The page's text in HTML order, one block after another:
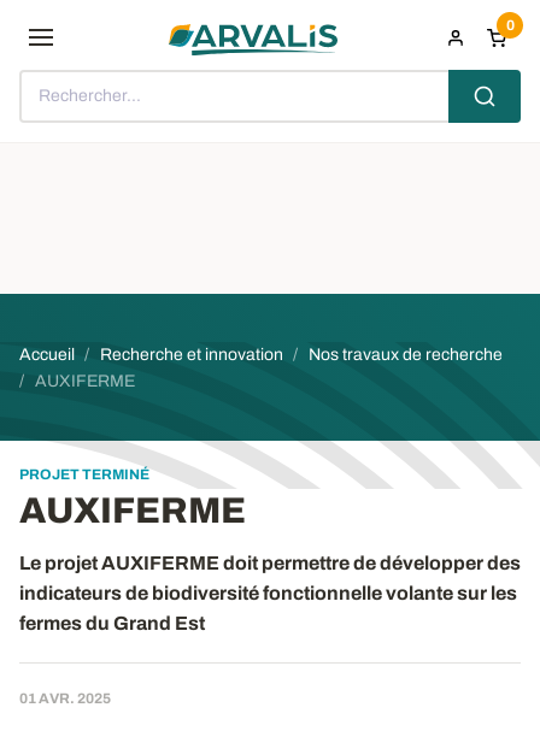
Rechercher...
0
Fil d'Ariane
Accueil Recherche et innovation
Nos travaux de recherche
AUXIFERME
PROJET TERMINÉ
AUXIFERME
Le projet AUXIFERME doit permettre de développer des
indicateurs de biodiversité fonctionnelle volante sur les
fermes du Grand Est
01 AVR. 2025